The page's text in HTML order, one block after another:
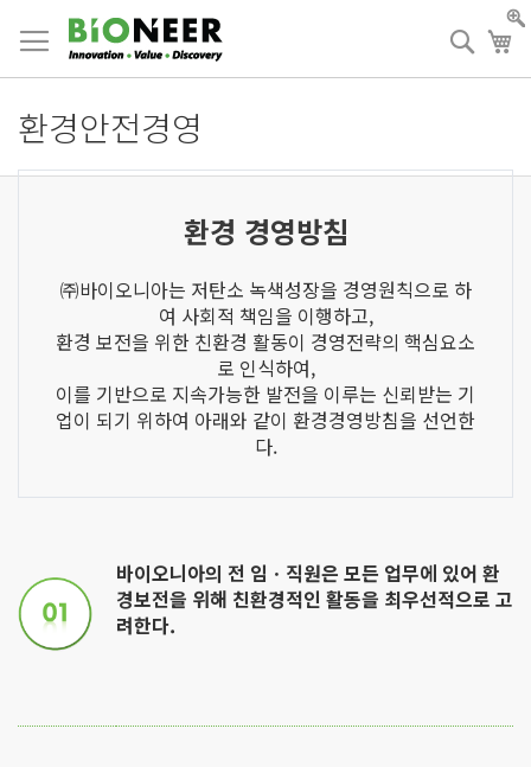
to
Content
검
색
환경안전경영
환경 경영방침
㈜바이오니아는 저탄소 녹색성장을 경영원칙으로 하
여 사회적 책임을 이행하고,
환경 보전을 위한 친환경 활동이 경영전략의 핵심요소
로 인식하여,
이를 기반으로 지속가능한 발전을 이루는 신뢰받는 기
업이 되기 위하여 아래와 같이 환경경영방침을 선언한
다.
바이오니아의 전 임ㆍ직원은 모든 업무에 있어 환
경보전을 위해 친환경적인 활동을 최우선적으로 고
려한다.